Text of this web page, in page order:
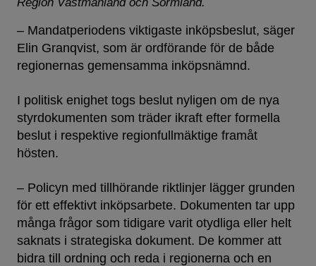
– Mandatperiodens viktigaste inköpsbeslut, säger
Elin Granqvist, som är ordförande för de både
regionernas gemensamma inköpsnämnd.
I politisk enighet togs beslut nyligen om de nya
styrdokumenten som träder ikraft efter formella
beslut i respektive regionfullmäktige framåt
hösten.
– Policyn med tillhörande riktlinjer lägger grunden
för ett effektivt inköpsarbete. Dokumenten tar upp
många frågor som tidigare varit otydliga eller helt
saknats i strategiska dokument. De kommer att
bidra till ordning och reda i regionerna och en